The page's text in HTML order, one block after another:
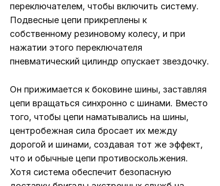
переключателем, чтобы включить систему.
Подвесные цепи прикреплены к
собственному резиновому колесу, и при
нажатии этого переключателя
пневматический цилиндр опускает звездочку.
Он прижимается к боковине шины, заставляя
цепи вращаться синхронно с шинами. Вместо
того, чтобы цепи наматывались на шины,
центробежная сила бросает их между
дорогой и шинами, создавая тот же эффект,
что и обычные цепи противоскольжения.
Хотя система обеспечит безопасную